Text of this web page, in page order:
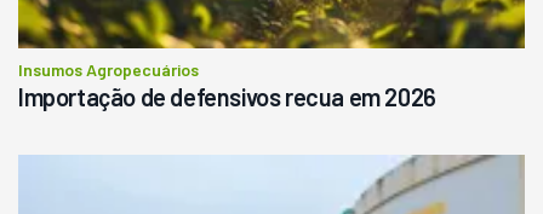
Insumos Agropecuários
Importação de defensivos recua em 2026